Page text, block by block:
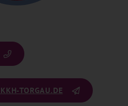
TORGAU.DE